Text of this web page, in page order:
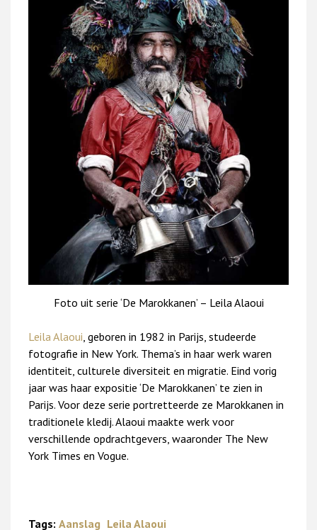
Foto uit serie ‘De Marokkanen’ – Leila Alaoui
Leila Alaoui, geboren in 1982 in Parijs, studeerde
fotografie in New York. Thema’s in haar werk waren
identiteit, culturele diversiteit en migratie. Eind vorig
jaar was haar expositie ‘De Marokkanen’ te zien in
Parijs. Voor deze serie portretteerde ze Marokkanen in
traditionele kledij. Alaoui maakte werk voor
verschillende opdrachtgevers, waaronder The New
York Times en Vogue.
Tags: Aanslag Leila Alaoui